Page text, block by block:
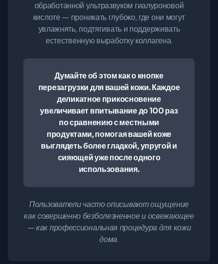
обработанной ультразвуком гиалуроновой
кислоте — проникать глубоко, где они могут
увлажнять, подтягивать и поддерживать
естественную выработку коллагена.
Думайте об этом как о кнопке
перезагрузки для вашей кожи. Каждое
деликатное прикосновение
увеличивает впитывание до 100 раз
по сравнению с местными
продуктами, помогая вашей коже
выглядеть более гладкой, упругой и
сияющей уже после одного
использования.
Пользователи часто описывают ощущение
как совершенно безболезненное и освежающее
— как профессиональная процедура для кожи
дома.